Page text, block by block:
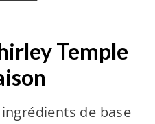
Temple
de base